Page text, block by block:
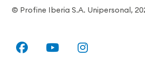
© Profine Iberia S.A. Unipersonal,